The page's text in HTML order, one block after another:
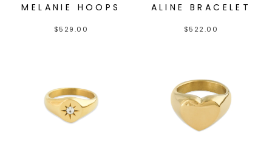
MELANIE HOOPS
$529.00
ALINE BRACELET
$522.00